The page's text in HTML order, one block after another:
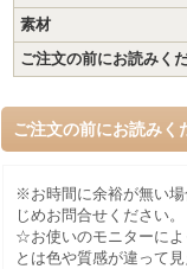
素材
ご注文の前にお読みく
ご注文の前にお読みく
※お時間に余裕が無い
じめお問合せください。
☆お使いのモニターによ
とは色や質感が違って